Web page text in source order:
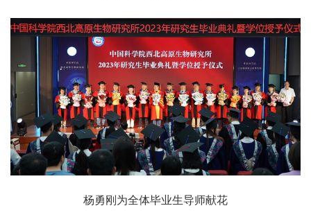
杨勇刚为全体毕业生导师献花